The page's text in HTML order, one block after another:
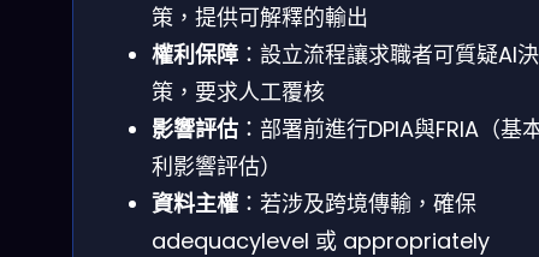
策，提供可解釋的輸出
權利保障 ：設立流程讓求職者可質疑AI決
策，要求人工覆核
影響評估 ：部署前進行DPIA與FRIA（基
利影響評估）
資料主權 ：若涉及跨境傳輸，確保
adequacylevel 或 appropriately